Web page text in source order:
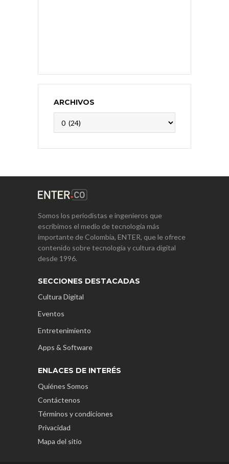
ARCHIVOS
Somos los periodistas e ingenieros que
escribimos el medio de tecnología más
importante de Colombia, ENTER, que le ofrece
contenido sobre tecnología y cultura digital
desde 1996.
SECCIONES DESTACADAS
Cultura Digital
Eventos
Entretenimiento
Apps & Software
ENLACES DE INTERÉS
Quiénes Somos
Contáctenos
Términos y condiciones
Privacidad
Mapa del sitio